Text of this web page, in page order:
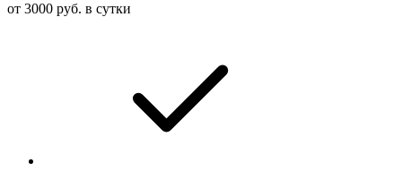
от 3000 руб. в сутки